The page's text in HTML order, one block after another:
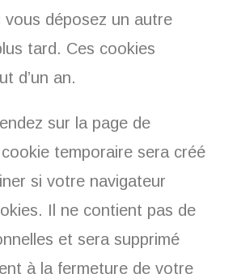
vous déposez un autre
tard. Ces cookies
d’un an.
sur la page de
temporaire sera créé
si votre navigateur
Il ne contient pas de
et sera supprimé
à la fermeture de votre